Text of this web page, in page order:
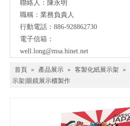
聯絡人：陳永明
職稱： 業務負責人
行動電話：886-928862730
電子信箱 ：
well.long@msa.hinet.net
首頁 » 產品展示 » 客製化紙展示架 »
示架|眼鏡展示櫃製作